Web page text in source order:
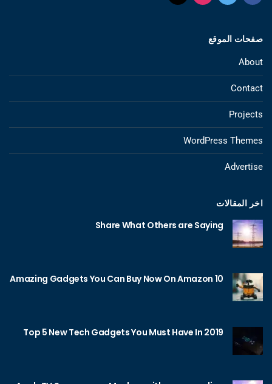
صفحات الموقع
About
Contact
Projects
WordPress Themes
Advertise
اخر المقالات
Share What Others are Saying
10 Amazing Gadgets You Can Buy Now On Amazon
Top 5 New Tech Gadgets You Must Have In 2019